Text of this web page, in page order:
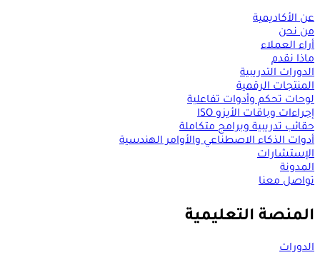
عن الأكاديمية
من نحن
أراء العملاء
ماذا نقدم
الدورات التدريبية
المنتجات الرقمية
لوحات تحكم وأدوات تفاعلية
إجراءات وباقات الأيزو ISO
حقائب تدريبية وبرامج متكاملة
أدوات الذكاء الاصطناعي والأوامر الهندسية
الإستشارات
المدونة
تواصل معنا
المنصة التعليمية
الدورات